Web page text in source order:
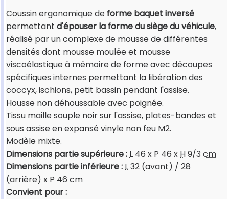
Coussin ergonomique de forme baquet inversé
permettant d'épouser la forme du siège du véhicule,
réalisé par un complexe de mousse de différentes
densités dont mousse moulée et mousse
viscoélastique à mémoire de forme avec découpes
spécifiques internes permettant la libération des
coccyx, ischions, petit bassin pendant l'assise.
Housse non déhoussable avec poignée.
Tissu maille souple noir sur l'assise, plates-bandes et
sous assise en expansé vinyle non feu M2.
Modèle mixte.
Dimensions partie supérieure :L 46 xP 46 xH9/3cm
Dimensions partie inférieure :L32 (avant) / 28
(arrière) xP 46 cm
Convient pour :